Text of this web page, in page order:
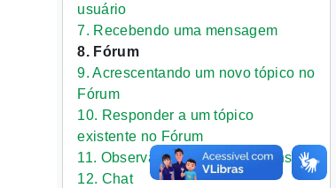
usuário
7. Recebendo uma mensagem
8. Fórum
9. Acrescentando um novo tópico no
Fórum
10. Responder a um tópico
existente no Fórum
11. Observações sobre os fóruns
12. Chat